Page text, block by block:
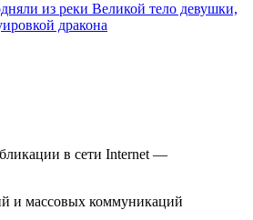
из реки Великой тело девушки,
дракона
в сети Internet —
и массовых коммуникаций